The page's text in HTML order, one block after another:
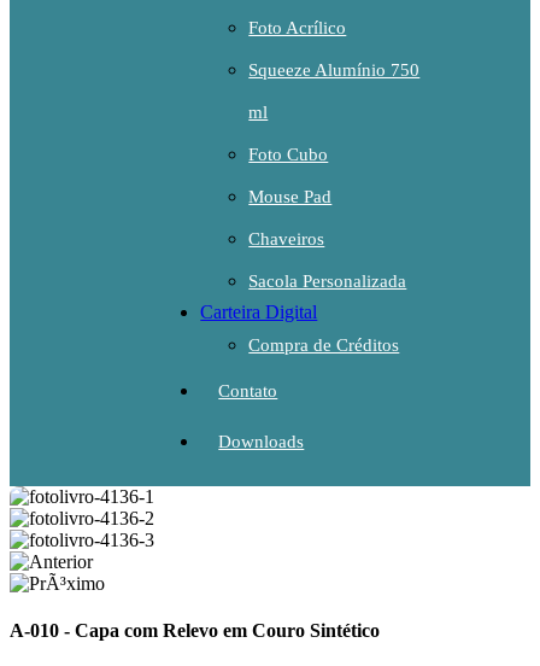
Foto Acrílico
Squeeze Alumínio 750
ml
Foto Cubo
Mouse Pad
Chaveiros
Sacola Personalizada
Carteira Digital
Compra de Créditos
Contato
Downloads
A-010 - Capa com Relevo em Couro Sintético